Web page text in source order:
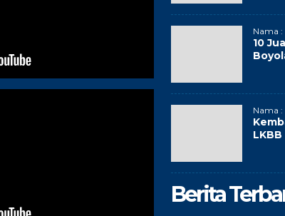
Nama :
10
Nama :
LKBB
Berita